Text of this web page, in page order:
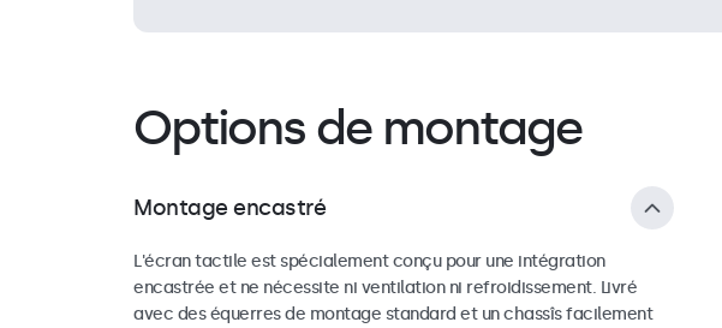
Options de montage
Montage encastré
L'écran tactile est spécialement conçu pour une intégration
encastrée et ne nécessite ni ventilation ni refroidissement. Livré
avec des équerres de montage standard et un chassîs facilement